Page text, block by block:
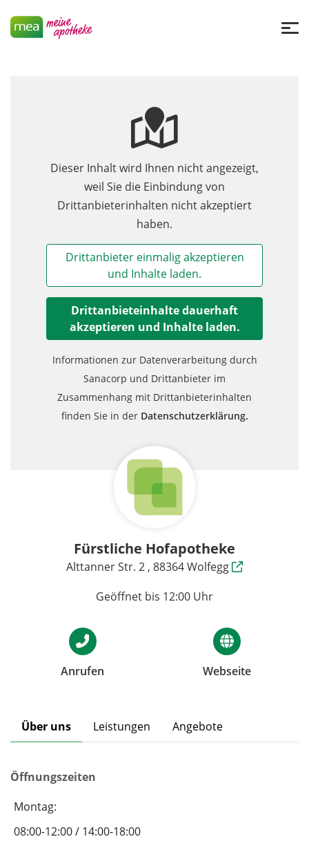
Dieser Inhalt wird Ihnen nicht angezeigt,
weil Sie die Einbindung von
Drittanbieterinhalten nicht akzeptiert
haben.
Drittanbieter einmalig akzeptieren
und Inhalte laden.
Drittanbieteinhalte dauerhaft
akzeptieren und Inhalte laden.
Informationen zur Datenverarbeitung durch
Sanacorp und Drittanbieter im
Zusammenhang mit Drittanbieterinhalten
finden Sie in der Datenschutzerklärung.
Fürstliche Hofapotheke
Alttanner Str. 2 , 88364 Wolfegg
Geöffnet bis 12:00 Uhr
Anrufen Webseite
Über uns Leistungen Angebote
Öffnungszeiten
Montag:
08:00-12:00 / 14:00-18:00